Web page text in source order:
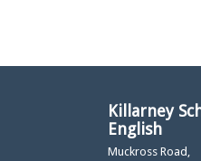
Killarney
English
Muckross Road,